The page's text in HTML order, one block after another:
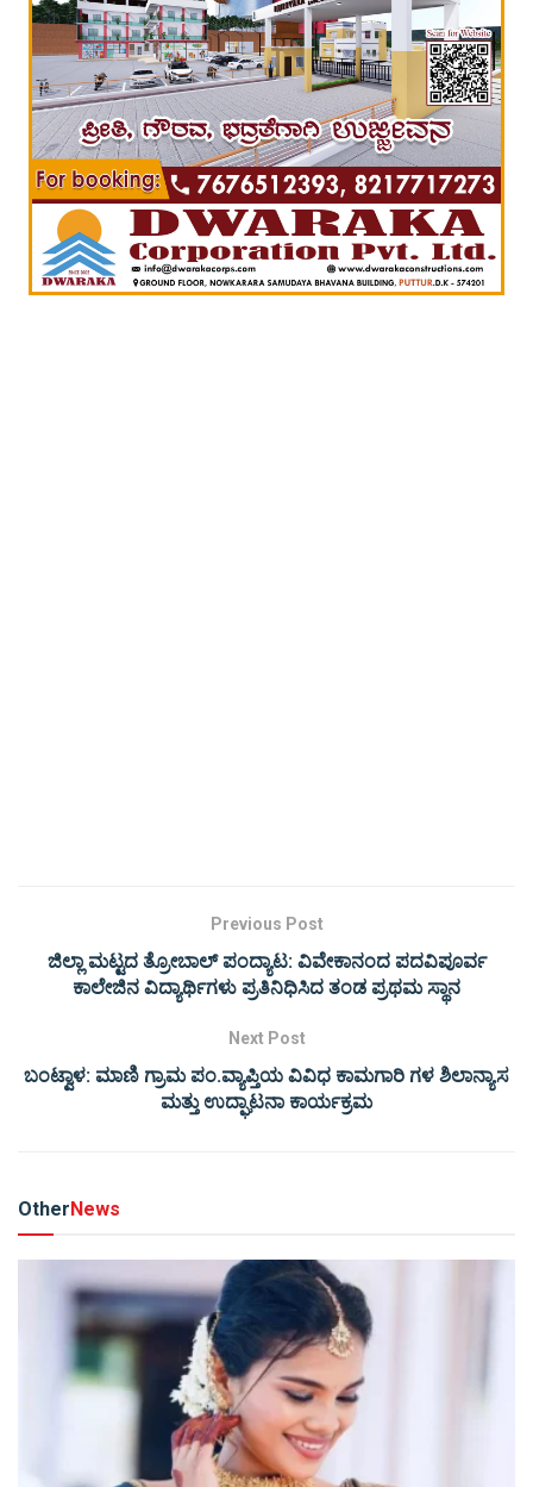
Previous Post
ಜಿಲ್ಲಾ ಮಟ್ಟದ ತ್ರೋಬಾಲ್ ಪಂದ್ಯಾಟ: ವಿವೇಕಾನಂದ ಪದವಿಪೂರ್ವ
ಕಾಲೇಜಿನ ವಿದ್ಯಾರ್ಥಿಗಳು ಪ್ರತಿನಿಧಿಸಿದ ತಂಡ ಪ್ರಥಮ ಸ್ಥಾನ
Next Post
ಬಂಟ್ವಾಳ: ಮಾಣಿ ಗ್ರಾಮ ಪಂ.ವ್ಯಾಪ್ತಿಯ ವಿವಿಧ ಕಾಮಗಾರಿ ಗಳ ಶಿಲಾನ್ಯಾಸ
ಮತ್ತು ಉದ್ಘಾಟನಾ ಕಾರ್ಯಕ್ರಮ
Other News